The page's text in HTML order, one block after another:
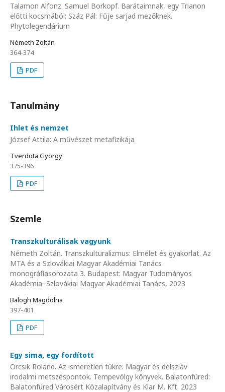
Talamon Alfonz: Samuel Borkopf. Barátaimnak, egy Trianon
előtti kocsmából; Száz Pál: Fűje sarjad mezőknek.
Phytolegendárium
Németh Zoltán
364-374
PDF
Tanulmány
Ihlet és nemzet
József Attila: A művészet metafizikája
Tverdota György
375-396
PDF
Szemle
Transzkulturálisak vagyunk
Németh Zoltán. Transzkulturalizmus: Elmélet és gyakorlat. Az
MTA és a Szlovákiai Magyar Akadémiai Tanács
monográfiasorozata 3. Budapest: Magyar Tudományos
Akadémia–Szlovákiai Magyar Akadémiai Tanács, 2023
Balogh Magdolna
397-401
PDF
Egy sima, egy fordított
Orcsik Roland. Az ismeretlen tükre: Magyar és délszláv
irodalmi metszéspontok. Tempevölgy könyvek. Balatonfüred:
Balatonfüred Városért Közalapítvány és Klar M. Kft. 2023